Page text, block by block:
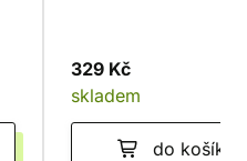
329 Kč
skladem
do košíku